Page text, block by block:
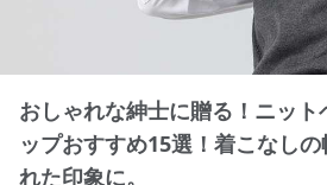
おしゃれな紳士に贈る！ニッ
ップおすすめ15選！着こなし
れた印象に。